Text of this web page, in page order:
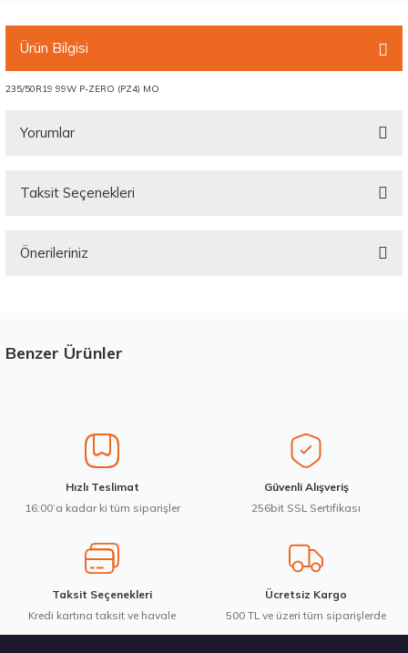
Ürün Bilgisi
235/50R19 99W P-ZERO (PZ4) MO
Yorumlar
Taksit Seçenekleri
Önerileriniz
Görüş ve önerileriniz için teşekkür ederiz.
Ürün bilgilerinde hatalar bulunuyor.
Ürün fiyatı diğer sitelerden daha pahalı.
Bu ürüne benzer farklı alternatifler olmalı.
Benzer Ürünler
285/45R21 113H XL AO Dynapro HP2 Plus RA33D 2025
15.120,60 ₺
Hızlı Teslimat
16:00’a kadar ki tüm siparişler
Güvenli Alışveriş
256bit SSL Sertifikası
Taksit Seçenekleri
Kredi kartına taksit ve havale
Ücretsiz Kargo
500 TL ve üzeri tüm siparişlerde